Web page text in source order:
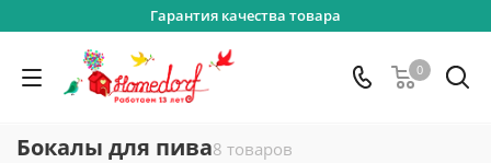
Гарантия качества товара
0
Бокалы для пива8 товаров